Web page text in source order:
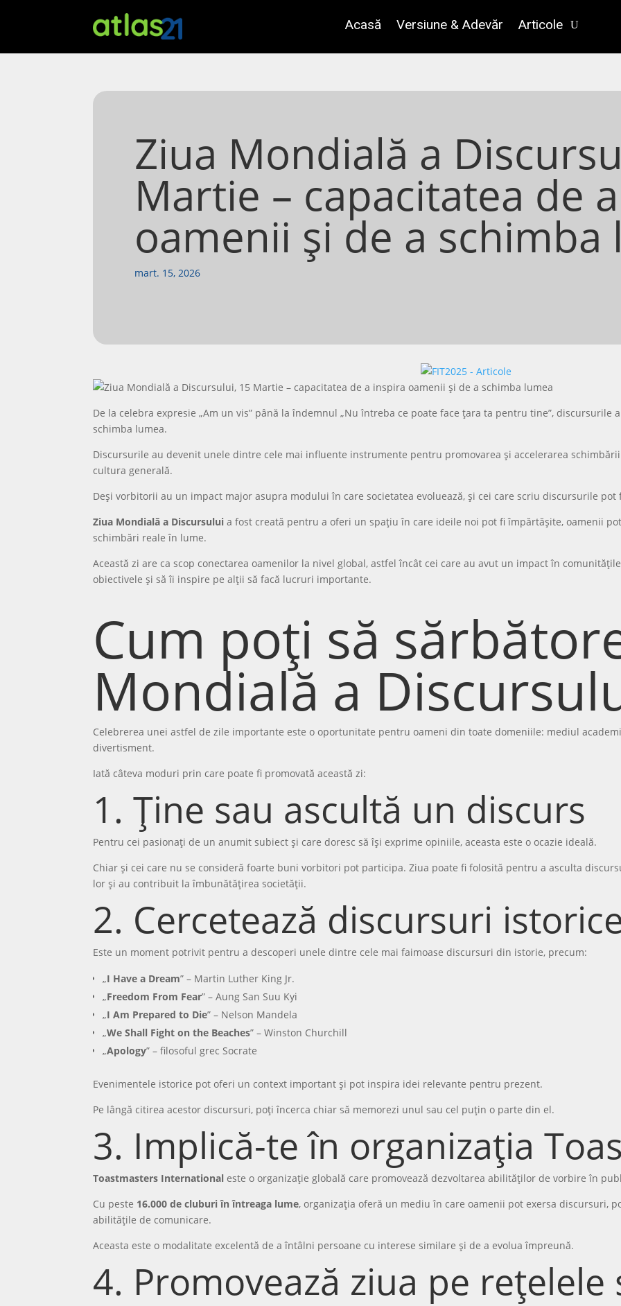
Acasă Versiune & Adevăr Articole
Ziua Mondială a
Martie – capacitatea de
oamenii și de a schimba
mart. 15, 2026
De la celebra expresie „Am un vis” până la îndemnul „Nu întreba ce poate face țara ta pentru tine”, discursurile
schimba lumea.
Discursurile au devenit unele dintre cele mai influente instrumente pentru promovarea și accelerarea
cultura generală.
Deși vorbitorii au un impact major asupra modului în care societatea evoluează, și cei care scriu discursurile
Ziua Mondială a Discursului a fost creată pentru a oferi un spațiu în care ideile noi pot fi împărtășite, oamenii
schimbări reale în lume.
Această zi are ca scop conectarea oamenilor la nivel global, astfel încât cei care au avut un impact în
obiectivele și să îi inspire pe alții să facă lucruri importante.
Cum poți să
Mondială a
Celebrerea unei astfel de zile importante este o oportunitate pentru oameni din toate domeniile: mediul
divertisment.
Iată câteva moduri prin care poate fi promovată această zi:
1. Ține sau ascultă un discurs
Pentru cei pasionați de un anumit subiect și care doresc să își exprime opiniile, aceasta este o ocazie ideală.
Chiar și cei care nu se consideră foarte buni vorbitori pot participa. Ziua poate fi folosită pentru a asculta
lor și au contribuit la îmbunătățirea societății.
2. Cercetează discursuri
Este un moment potrivit pentru a descoperi unele dintre cele mai faimoase discursuri din istorie, precum:
„I Have a Dream” – Martin Luther King Jr.
„Freedom From Fear” – Aung San Suu Kyi
„I Am Prepared to Die” – Nelson Mandela
„We Shall Fight on the Beaches” – Winston Churchill
„Apology” – filosoful grec Socrate
Evenimentele istorice pot oferi un context important și pot inspira idei relevante pentru prezent.
Pe lângă citirea acestor discursuri, poți încerca chiar să memorezi unul sau cel puțin o parte din el.
3. Implică-te în organizația
Toastmasters International este o organizație globală care promovează dezvoltarea abilităților de vorbire în
Cu peste 16.000 de cluburi în întreaga lume, organizația oferă un mediu în care oamenii pot exersa discursuri,
abilitățile de comunicare.
Aceasta este o modalitate excelentă de a întâlni persoane cu interese similare și de a evolua împreună.
4. Promovează ziua pe rețelele